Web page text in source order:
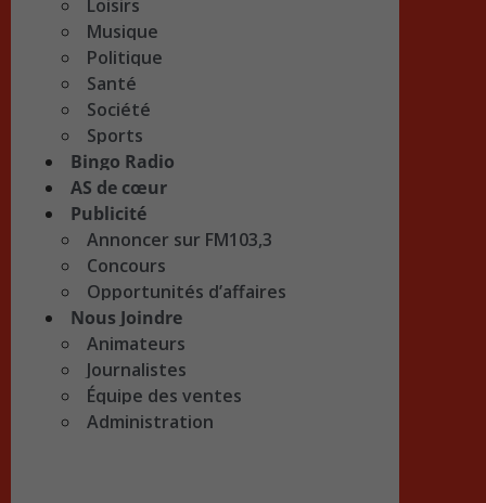
Loisirs
Musique
Politique
Santé
Société
Sports
Bingo Radio
AS de cœur
Publicité
Annoncer sur FM103,3
Concours
Opportunités d’affaires
Nous Joindre
Animateurs
Journalistes
Équipe des ventes
Administration